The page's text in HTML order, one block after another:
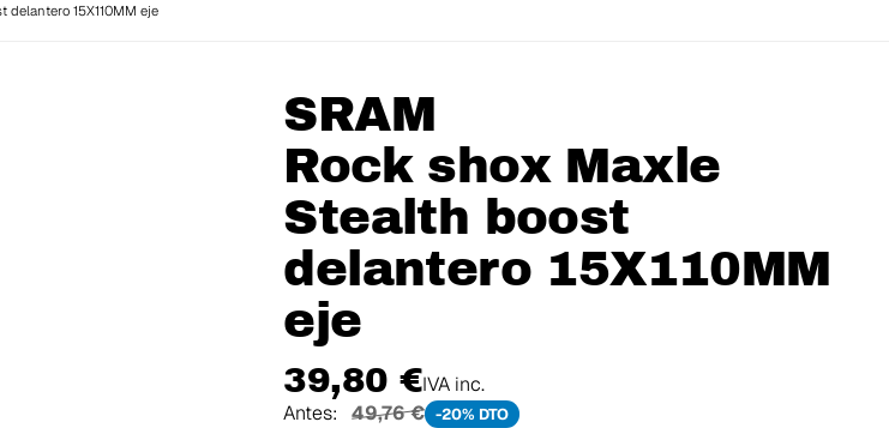
delantero 15X110MM eje
SRAM
Rock shox Maxle
Stealth boost
delantero 15X110MM
eje
39,80 €IVA inc.
Antes:
49,76 € -20% DTO